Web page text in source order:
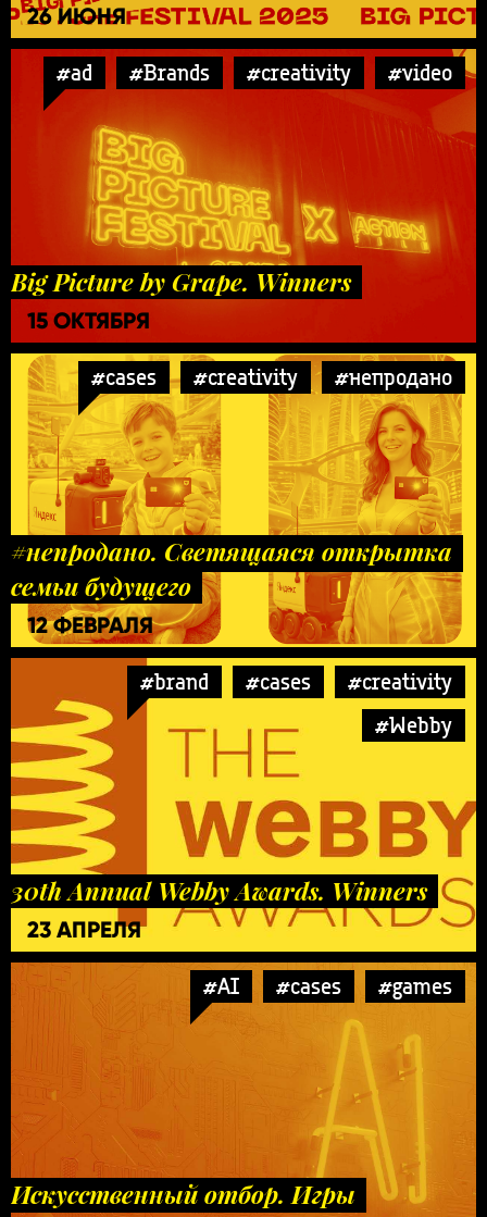
26 ИЮНЯ
#ad #Brands #creativity #video
Big Picture by Grape. Winners
15 ОКТЯБРЯ
#cases #creativity #непродано
#непродано. Светящаяся открытка
семьи будущего
12 ФЕВРАЛЯ
#brand #cases
#creativity
#Webby
30th Annual Webby Awards. Winners
23 АПРЕЛЯ
#AI #cases #games
Искусственный отбор. Игры